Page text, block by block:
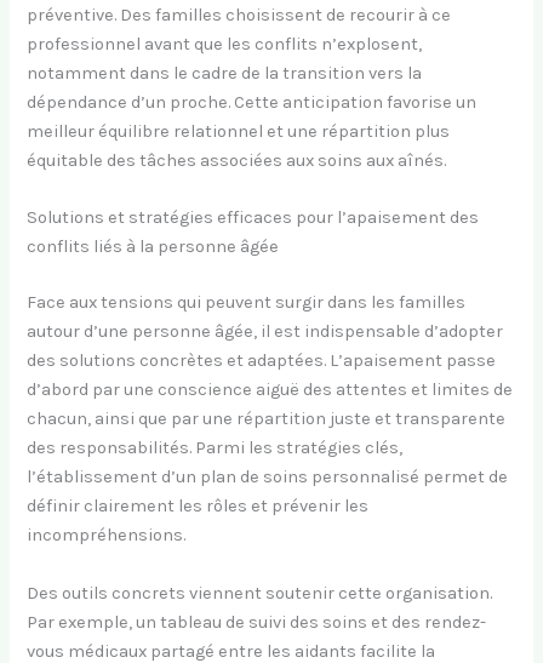
préventive. Des familles choisissent de recourir à ce
professionnel avant que les conflits n’explosent,
notamment dans le cadre de la transition vers la
dépendance d’un proche. Cette anticipation favorise un
meilleur équilibre relationnel et une répartition plus
équitable des tâches associées aux soins aux aînés.
Solutions et stratégies efficaces pour l’apaisement des
conflits liés à la personne âgée
Face aux tensions qui peuvent surgir dans les familles
autour d’une personne âgée, il est indispensable d’adopter
des solutions concrètes et adaptées. L’apaisement passe
d’abord par une conscience aiguë des attentes et limites de
chacun, ainsi que par une répartition juste et transparente
des responsabilités. Parmi les stratégies clés,
l’établissement d’un plan de soins personnalisé permet de
définir clairement les rôles et prévenir les
incompréhensions.
Des outils concrets viennent soutenir cette organisation.
Par exemple, un tableau de suivi des soins et des rendez-
vous médicaux partagé entre les aidants facilite la